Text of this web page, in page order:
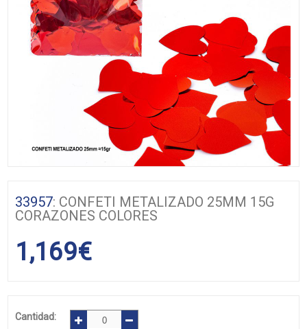
33957: CONFETI METALIZADO 25MM 15G
CORAZONES COLORES
1,169€
Cantidad: